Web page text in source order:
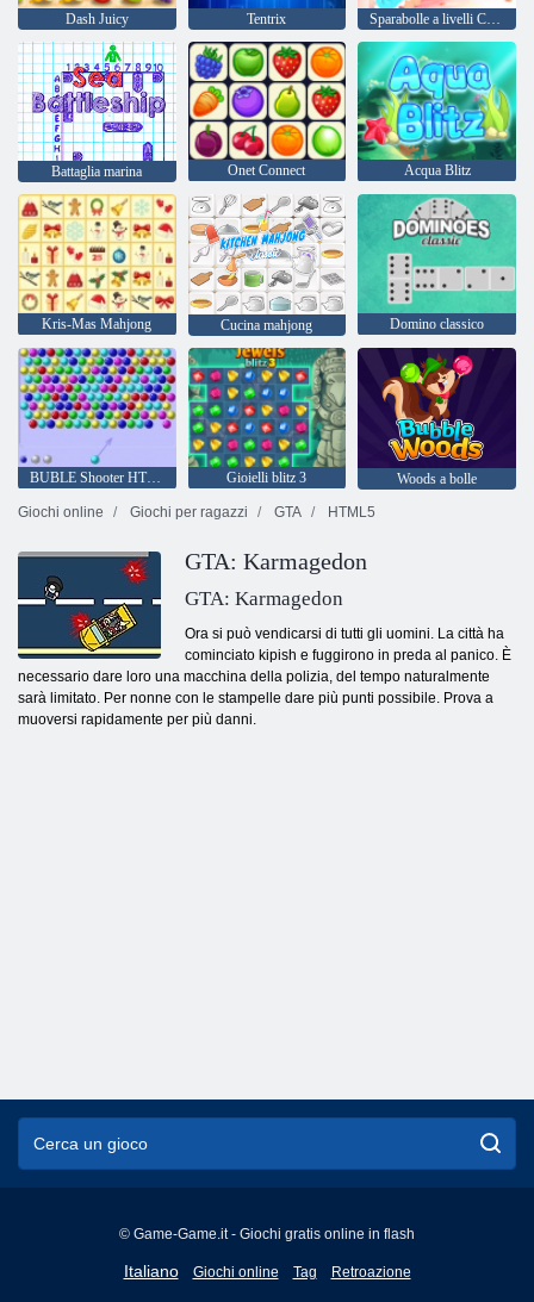
Dash Juicy Tentrix
Battaglia marina Onet Connect Acqua Blitz
Kris-Mas Mahjong Cucina mahjong Domino classico
BUBLE Shooter HTML5 Gioielli blitz 3
Woods a bolle
Giochi online
Giochi per ragazzi GTA HTML5
GTA: Karmagedon
GTA: Karmagedon
Ora si può vendicarsi di tutti gli uomini. La città ha
cominciato kipish e fuggirono in preda al panico. È
necessario dare loro una macchina della polizia, del tempo naturalmente
sarà limitato. Per nonne con le stampelle dare più punti possibile. Prova a
muoversi rapidamente per più danni.
© Game-Game.it - Giochi gratis online in flash
Italiano
English
Giochi online Tag Retroazione